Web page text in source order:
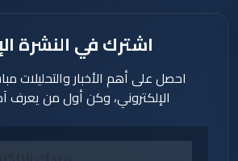
اشترك في النشرة
احصل على أهم الأخبار والتحليلات
الإلكتروني، وكن أول من يعرف